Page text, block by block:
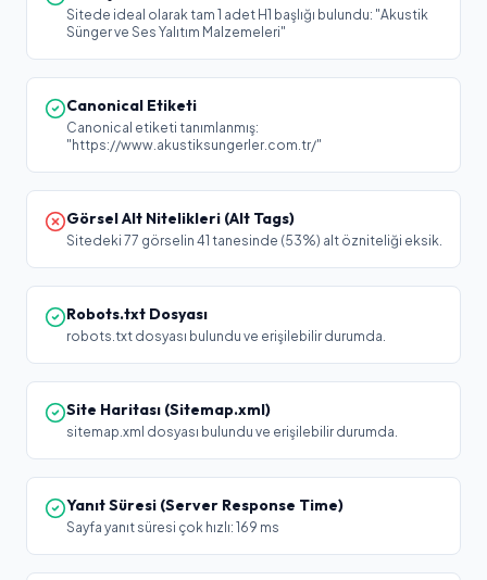
Sitede ideal olarak tam 1 adet H1 başlığı bulundu: "Akustik
Sünger ve Ses Yalıtım Malzemeleri"
Canonical Etiketi
Canonical etiketi tanımlanmış:
"https://www.akustiksungerler.com.tr/"
Görsel Alt Nitelikleri (Alt Tags)
Sitedeki 77 görselin 41 tanesinde (53%) alt özniteliği eksik.
Robots.txt Dosyası
robots.txt dosyası bulundu ve erişilebilir durumda.
Site Haritası (Sitemap.xml)
sitemap.xml dosyası bulundu ve erişilebilir durumda.
Yanıt Süresi (Server Response Time)
Sayfa yanıt süresi çok hızlı: 169 ms